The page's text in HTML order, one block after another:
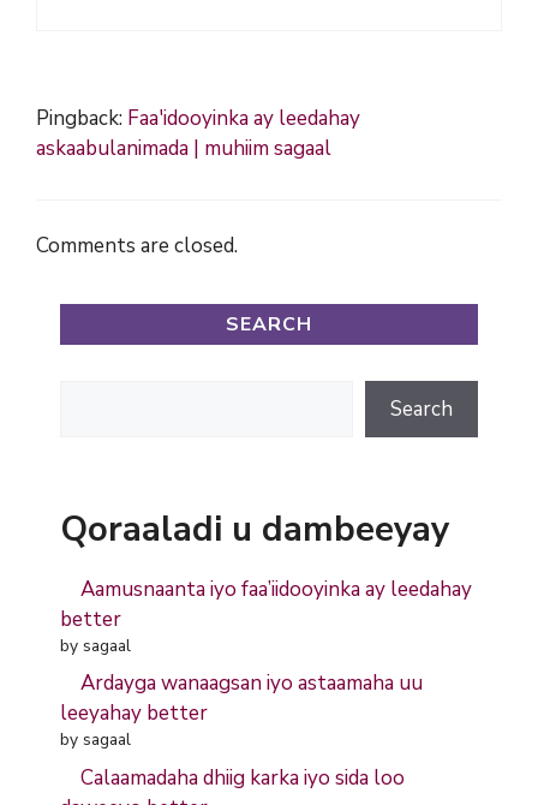
Pingback: Faa'idooyinka ay leedahay
askaabulanimada | muhiim sagaal
Comments are closed.
SEARCH
Search
Qoraaladi u dambeeyay
Aamusnaanta iyo faa’iidooyinka ay leedahay
better
by sagaal
Ardayga wanaagsan iyo astaamaha uu
leeyahay better
by sagaal
Calaamadaha dhiig karka iyo sida loo